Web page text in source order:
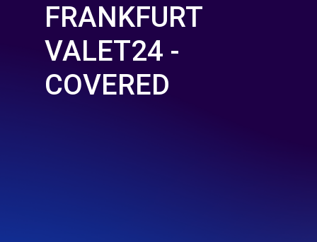
FRANKFURT
VALET24 -
COVERED